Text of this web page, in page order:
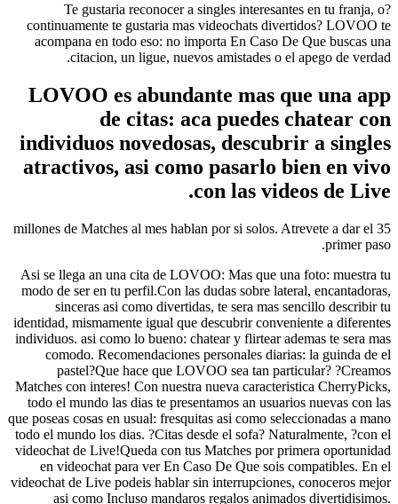
?Te gustaria reconocer a singles interesantes en tu franja, o
continuamente te gustaria mas videochats divertidos? LOVOO te
acompana en todo eso: no importa En Caso De Que buscas una
citacion, un ligue, nuevos amistades o el apego de verdad.
LOVOO es abundante mas que una app
de citas: aca puedes chatear con
individuos novedosas, descubrir a singles
atractivos, asi­ como pasarlo bien en vivo
con las videos de Live.
35 millones de Matches al mes hablan por si solos. Atrevete a dar el
primer paso.
Asi se llega an una cita de LOVOO: Mas que una foto: muestra tu
modo de ser en tu perfil.Con las dudas sobre lateral, encantadoras,
sinceras asi­ como divertidas, te sera mas sencillo describir tu
identidad, mismamente igual que descubrir conveniente a diferentes
individuos. asi­ como lo bueno: chatear y flirtear ademas te sera mas
comodo. Recomendaciones personales diarias: la guinda de el
pastel?Que hace que LOVOO sea tan particular? ?Creamos
Matches con interes! Con nuestra nueva caracteristica CherryPicks,
todo el mundo las dias te presentamos an usuarios nuevas con las
que poseas cosas en usual: fresquitas asi­ como seleccionadas a mano
todo el mundo los dias. ?Citas desde el sofa? Naturalmente, ?con el
videochat de Live!Queda con tus Matches por primera oportunidad
en videochat para ver En Caso De Que sois compatibles. En el
videochat de Live podeis hablar sin interrupciones, conoceros mejor
asi­ como Incluso mandaros regalos animados divertidisimos.